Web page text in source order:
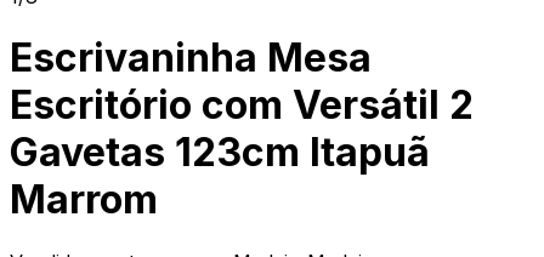
Escrivaninha Mesa
Escritório com Versátil 2
Gavetas 123cm Itapuã
Marrom